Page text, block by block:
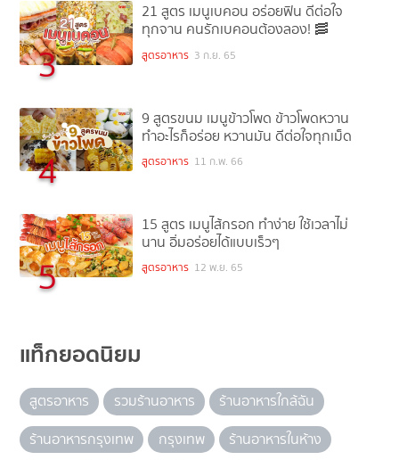
3
21 สูตร เมนูเบคอน อร่อยฟิน ดีต่อใจ
ทุกจาน คนรักเบคอนต้องลอง! 🥓
สูตรอาหาร 3 ก.ย. 65
4
9 สูตรขนม เมนูข้าวโพด ข้าวโพดหวาน
ทำอะไรก็อร่อย หวานมัน ดีต่อใจทุกเม็ด
สูตรอาหาร 11 ก.พ. 66
5
15 สูตร เมนูไส้กรอก ทำง่าย ใช้เวลาไม่
นาน อิ่มอร่อยได้แบบเร็วๆ
สูตรอาหาร 12 พ.ย. 65
แท็กยอดนิยม
สูตรอาหาร รวมร้านอาหาร
ร้านอาหารใกล้ฉัน
ร้านอาหารกรุงเทพ
กรุงเทพ
ร้านอาหารในห้าง